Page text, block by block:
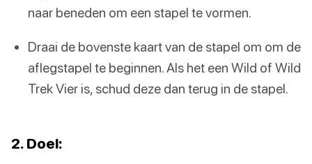
naar beneden om een stapel te vormen.
Draai de bovenste kaart van de stapel om om de
aflegstapel te beginnen. Als het een Wild of Wild
Trek Vier is, schud deze dan terug in de stapel.
2. Doel: